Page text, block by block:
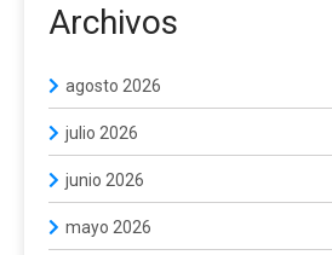
Archivos
agosto 2026
julio 2026
junio 2026
mayo 2026